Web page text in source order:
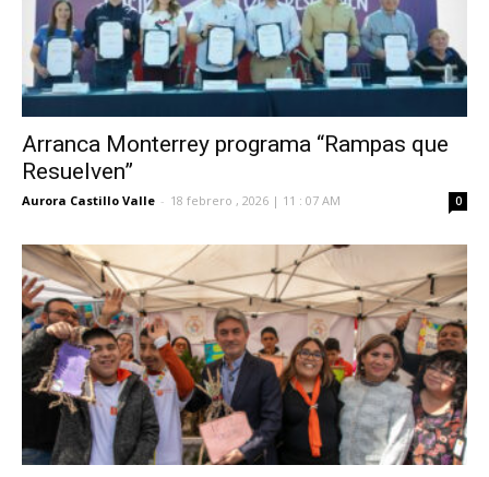
Arranca Monterrey programa “Rampas que
Resuelven”
Aurora Castillo Valle - 18 febrero , 2026 | 11 : 07 AM 0